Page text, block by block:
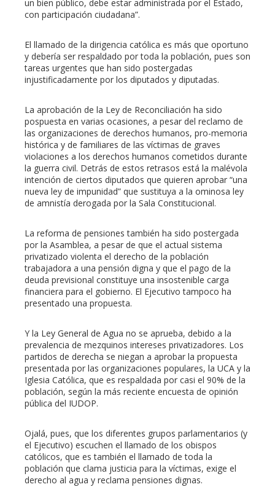
un bien público, debe estar administrada por el Estado,
con participación ciudadana”.
El llamado de la dirigencia católica es más que oportuno
y debería ser respaldado por toda la población, pues son
tareas urgentes que han sido postergadas
injustificadamente por los diputados y diputadas.
La aprobación de la Ley de Reconciliación ha sido
pospuesta en varias ocasiones, a pesar del reclamo de
las organizaciones de derechos humanos, pro-memoria
histórica y de familiares de las víctimas de graves
violaciones a los derechos humanos cometidos durante
la guerra civil. Detrás de estos retrasos está la malévola
intención de ciertos diputados que quieren aprobar “una
nueva ley de impunidad” que sustituya a la ominosa ley
de amnistía derogada por la Sala Constitucional.
La reforma de pensiones también ha sido postergada
por la Asamblea, a pesar de que el actual sistema
privatizado violenta el derecho de la población
trabajadora a una pensión digna y que el pago de la
deuda previsional constituye una insostenible carga
financiera para el gobierno. El Ejecutivo tampoco ha
presentado una propuesta.
Y la Ley General de Agua no se aprueba, debido a la
prevalencia de mezquinos intereses privatizadores. Los
partidos de derecha se niegan a aprobar la propuesta
presentada por las organizaciones populares, la UCA y la
Iglesia Católica, que es respaldada por casi el 90% de la
población, según la más reciente encuesta de opinión
pública del IUDOP.
Ojalá, pues, que los diferentes grupos parlamentarios (y
el Ejecutivo) escuchen el llamado de los obispos
católicos, que es también el llamado de toda la
población que clama justicia para la víctimas, exige el
derecho al agua y reclama pensiones dignas.